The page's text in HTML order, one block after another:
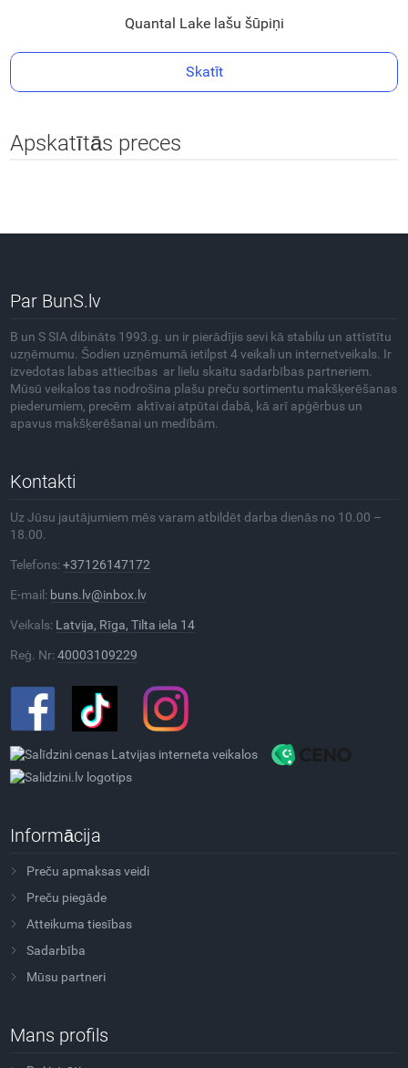
Quantal Lake lašu šūpiņi
Skatīt
Apskatītās preces
Par BunS.lv
B un S SIA dibināts 1993.g. un ir pierādījis sevi kā stabilu un attīstītu
uzņēmumu. Šodien uzņēmumā ietilpst 4 veikali un internetveikals. Ir
izvedotas labas attiecības ar lielu skaitu sadarbības partneriem.
Mūsū veikalos tas nodrošina plašu preču sortimentu makšķerēšanas
piederumiem, precēm aktīvai atpūtai dabā, kā arī apģērbus un
apavus makšķerēšanai un medībām.
Kontakti
Uz Jūsu jautājumiem mēs varam atbildēt darba dienās no 10.00 –
18.00.
Telefons:+37126147172
E-mail: buns.lv@inbox.lv
Veikals: Latvija, Rīga, Tilta iela 14
Reģ. Nr:40003109229
Informācija
Preču apmaksas veidi
Preču piegāde
Atteikuma tiesības
Sadarbība
Mūsu partneri
Mans profils